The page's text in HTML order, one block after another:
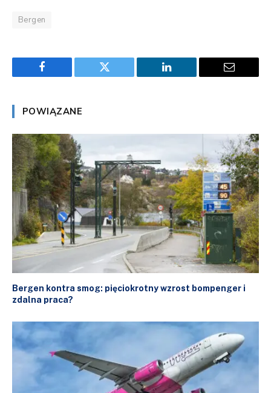
Bergen
Facebook Twitter LinkedIn Email
POWIĄZANE
Bergen kontra smog: pięciokrotny wzrost bompenger i
zdalna praca?